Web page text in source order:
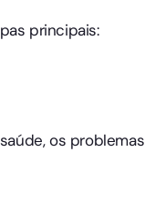
principais:
os problemas